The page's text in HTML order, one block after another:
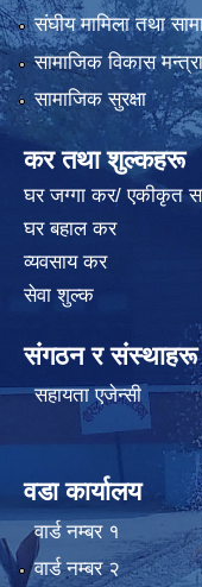
संघीय मामिला तथा
सामाजिक विकास
सामाजिक सुरक्षा
कर तथा शुल्कहरू
घर जग्गा कर/ एकीकृत
घर बहाल कर
व्यवसाय कर
सेवा शुल्क
संगठन र संस्थाहरू
सहायता एजेन्सी
वडा कार्यालय
वार्ड न‌म्बर १
वार्ड न‌म्बर २